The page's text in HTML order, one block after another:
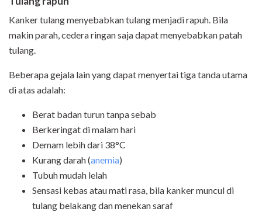
Kanker tulang menyebabkan tulang menjadi rapuh. Bila
makin parah, cedera ringan saja dapat menyebabkan patah
tulang.
Beberapa gejala lain yang dapat menyertai tiga tanda utama
di atas adalah:
Berat badan turun tanpa sebab
Berkeringat di malam hari
Demam lebih dari 38°C
Kurang darah (anemia)
Tubuh mudah lelah
Sensasi kebas atau mati rasa, bila kanker muncul di
tulang belakang dan menekan saraf